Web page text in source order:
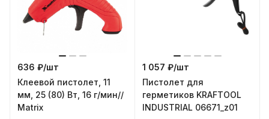
636 ₽/шт
Клеевой пистолет, 11
мм, 25 (80) Вт, 16 г/мин//
Matrix
1 057 ₽/шт
Пистолет для
герметиков KRAFTOOL
INDUSTRIAL 06671_z01